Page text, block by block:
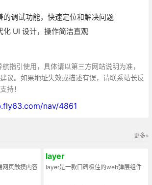
的调试功能，快速定位和解决问题
化 UI 设计，操作简洁直观
指引使用，具体请以第三方网站说明为准，
议。如果地址失效或描述有误，请联系站长反
持！
nav/4861
更多»
网页触摸内容
layer
layer是一款口碑极佳的web弹层组件